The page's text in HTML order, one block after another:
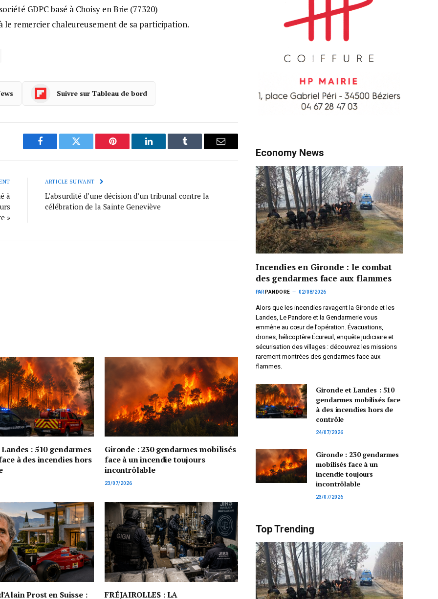
GDPC basé à Choisy en Brie (77320)
le remercier chaleureusement de sa participation.
Suivre sur Tableau de bord
Facebook Twitter Pinterest LinkedIn Tumblr Courriel
à
»
ARTICLE SUIVANT
L’absurdité d’une décision d’un tribunal contre la
célébration de la Sainte Geneviève
: 510 gendarmes
à des incendies hors
Gironde : 230 gendarmes mobilisés
face à un incendie toujours
incontrôlable
23/07/2026
Prost en Suisse : FRÉJAIROLLES : LA
Economy News
Incendies en Gironde : le combat
des gendarmes face aux flammes
PAR PANDORE 02/08/2026
Alors que les incendies ravagent la Gironde et les
Landes, Le Pandore et la Gendarmerie vous
emmène au cœur de l’opération. Évacuations,
drones, hélicoptère Écureuil, enquête judiciaire et
sécurisation des villages : découvrez les missions
rarement montrées des gendarmes face aux
flammes.
Gironde et Landes : 510
gendarmes mobilisés face
à des incendies hors de
contrôle
24/07/2026
Gironde : 230 gendarmes
mobilisés face à un
incendie toujours
incontrôlable
23/07/2026
Top Trending